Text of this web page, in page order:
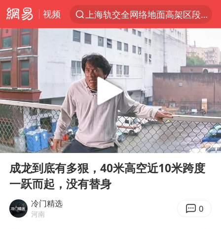
视频
上海轨交全网络地面高架区段限速运行
白海豚逼近浙闽沿海
国足U17与阿森纳决赛取消 并列冠军
王艺迪2-4不敌张本美和止步4强
“白海豚”来了！第一批飞机已绑好
白海豚5次眼壁置换
王艺迪无缘横滨赛决赛
杭州部分地铁高架段临时停运
2025年小学教师减少13.19万
Play
00:00 04:39
成龙到底有多狠，40米高空近10米跨度
一跃而起，没有替身
冷门精选
河南 0